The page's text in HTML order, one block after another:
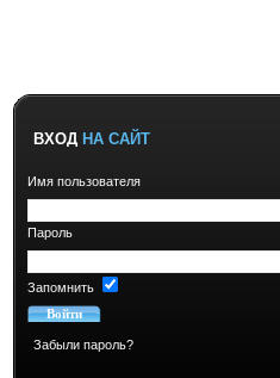
ВХОД НА САЙТ
Имя пользователя
Пароль
Запомнить
Забыли пароль?